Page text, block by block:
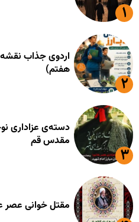
اردوی جذاب
هفتم)
دسته‌ی عزاداری
مقدس قم
مقتل خوانی عصر